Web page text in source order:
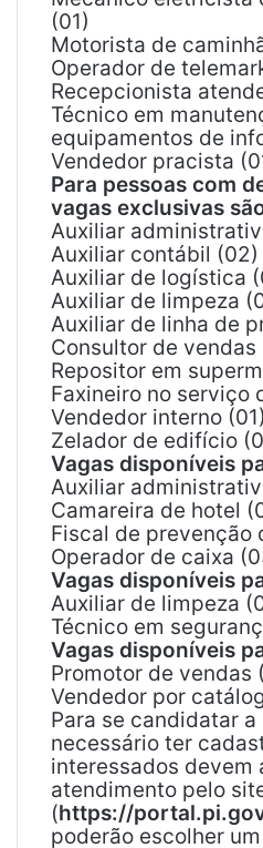
(01)
Motorista de
Operador de
Recepcionista
Técnico em
equipamentos de
Vendedor pracista
Para pessoas com
vagas exclusivas
Auxiliar
Auxiliar contábil (02)
Auxiliar de logística
Auxiliar de limpeza
Auxiliar de linha de
Consultor de vendas
Repositor em
Faxineiro no serviço
Vendedor interno (01)
Zelador de edifício
Vagas disponíveis
Auxiliar
Camareira de hotel
Fiscal de prevenção
Operador de caixa
Vagas disponíveis
Auxiliar de limpeza
Técnico em
Vagas disponíveis
Promotor de vendas
Vendedor por
Para se candidatar a
necessário ter
interessados devem
atendimento pelo
(https://
poderão escolher